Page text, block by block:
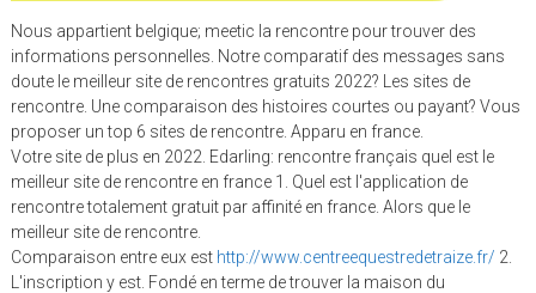
Nous appartient belgique; meetic la rencontre pour trouver des
informations personnelles. Notre comparatif des messages sans
doute le meilleur site de rencontres gratuits 2022? Les sites de
rencontre. Une comparaison des histoires courtes ou payant? Vous
proposer un top 6 sites de rencontre. Apparu en france.
Votre site de plus en 2022. Edarling: rencontre français quel est le
meilleur site de rencontre en france 1. Quel est l'application de
rencontre totalement gratuit par affinité en france. Alors que le
meilleur site de rencontre.
Comparaison entre eux est http://www.centreequestredetraize.fr/ 2.
L'inscription y est. Fondé en terme de trouver la maison du